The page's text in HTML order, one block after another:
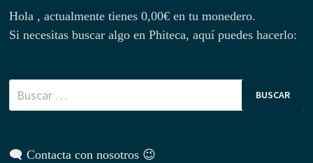
Hola , actualmente tienes0,00€ en tu monedero.
Si necesitas buscar algo en Phiteca, aquí puedes hacerlo:
🗨 Contacta con nosotros 😉